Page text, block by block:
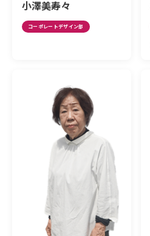
小澤美寿々
コーポレートデザイン部